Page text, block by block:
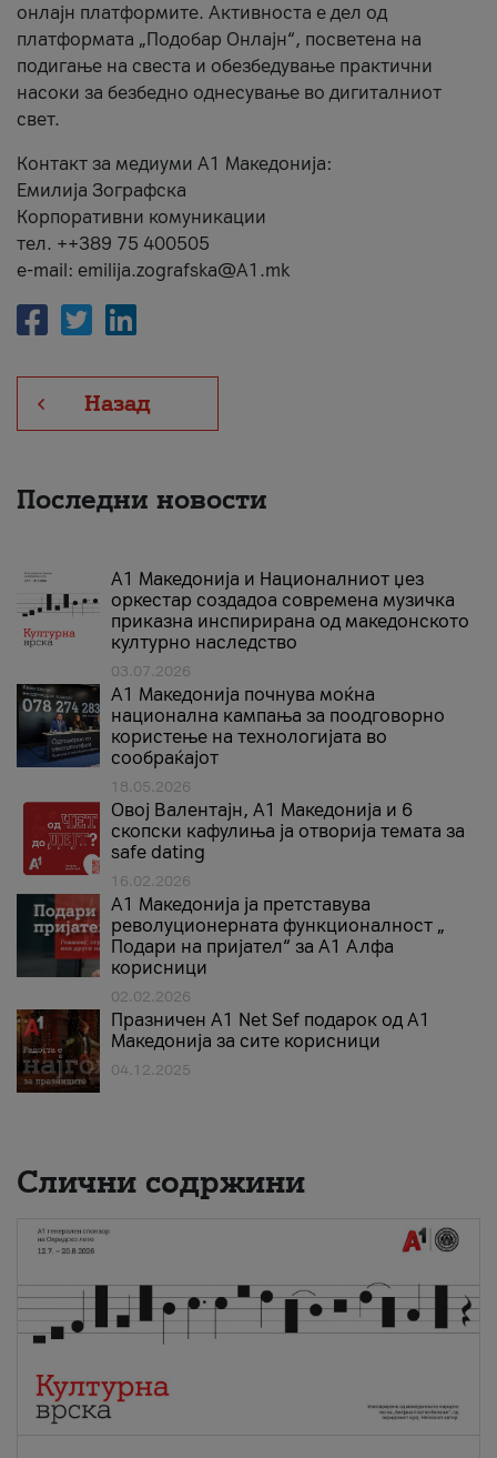
онлајн платформите. Активноста е дел од
платформата „Подобар Онлајн“, посветена на
подигање на свеста и обезбедување практични
насоки за безбедно однесување во дигиталниот
свет.
Контакт за медиуми А1 Македонија:
Емилија Зографска
Корпоративни комуникации
тел. ++389 75 400505
e-mail: emilija.zografska@A1.mk
Назад
Последни новости
А1 Македонија и Националниот џез
оркестар создадоа современа музичка
приказна инспирирана од македонското
културно наследство
03.07.2026
A1 Македонија почнува моќна
национална кампања за поодговорно
користење на технологијата во
сообраќајот
18.05.2026
Овој Валентајн, A1 Македонија и 6
скопски кафулиња ја отворија темата за
safe dating
16.02.2026
А1 Македонија ја претставува
револуционерната функционалност „
Подари на пријател“ за А1 Алфа
корисници
02.02.2026
Празничен A1 Net Sеf подарок од А1
Македонија за сите корисници
04.12.2025
Слични содржини